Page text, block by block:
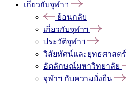
เกี่ยวกับจุฬาฯ
ย้อนกลับ
เกี่ยวกับจุฬาฯ
ประวัติจุฬาฯ
วิสัยทัศน์และยุทธศาสตร์
อัตลักษณ์มหาวิทยาลัย
จุฬาฯ กับความยั่งยืน